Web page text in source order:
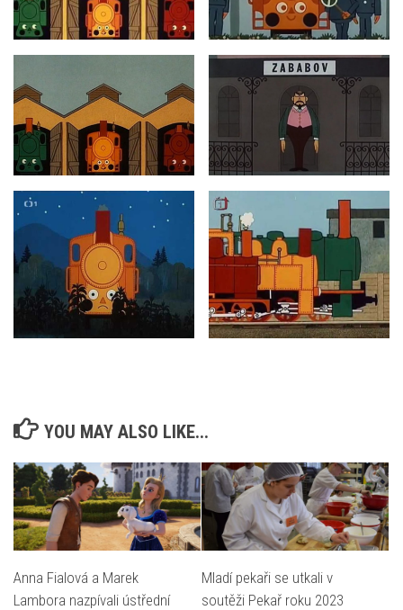
YOU MAY ALSO LIKE...
Anna Fialová a Marek
Lambora nazpívali ústřední
Mladí pekaři se utkali v
soutěži Pekař roku 2023